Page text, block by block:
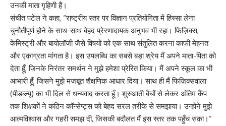
उनकी माता गृहिणी हैं।
संचीत पटेल ने कहा, “राष्ट्रीय स्तर पर विज्ञान प्रतियोगिता में हिस्सा लेना
चुनौतीपूर्ण होने के साथ-साथ बेहद प्रेरणादायक अनुभव भी रहा। फिज़िक्स,
केमिस्ट्री और बायोलॉजी जैसे विषयों को एक साथ संतुलित करना काफी मेहनत
और एकाग्रता मांगता है। इस उपलब्धि का सबसे बड़ा श्रेय मैं अपने माता-पिता को
देता हूँ, जिनके निरंतर समर्थन ने मुझे हमेशा प्रेरित किया। मैं अपने स्कूल का भी
आभारी हूँ, जिसने मुझे मजबूत शैक्षणिक आधार दिया। साथ ही मैं फिज़िक्सवाला
(पीडब्ल्यू) का भी दिल से धन्यवाद करता हूँ। शुरुआती बैचों से लेकर अंतिम कैंप
तक शिक्षकों ने कठिन कॉन्सेप्ट्स को बेहद सरल तरीके से समझाया। उन्होंने मुझे
आत्मविश्वास और गहरी समझ दी, जिसकी बदौलत मैं इस स्तर तक पहुँच सका।”